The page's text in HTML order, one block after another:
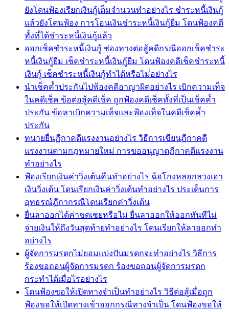
ยังโดนฟ้องเรียกเงินกู้เต็มจำนวนทำอย่างไร ชำระหนี้เงินกู้
แล้วยังโดนฟ้อง การโอนเงินชำระหนี้เงินกู้ยืม โดนฟ้องคดี
ทั้งที่ได้ชำระหนี้เงินกู้แล้ว
ออกเช็คชำระหนี้เงินกู้ ช่องทางต่อสู้คดีกรณีออกเช็คชำระ
หนี้เงินกู้ยืม เช็คชำระหนี้เงินกู้ยืม โดนฟ้องคดีเช็คชำระหนี้
เงินกู้ เช็คชำระหนี้เงินกู้ทำได้หรือไม่่อย่างไร
นำเช็คค้ำประกันไปฟ้องคดีอาญาผิดอย่างไร เบิกความเท็จ
ในคดีเช็ค ข้อต่อสู้คดีเช็ค ถูกฟ้องคดีเช็คทั้งที่เป็นเช็คค้ำ
ประกัน ข้อหาเบิกความเท็จและฟ้องเท็จในคดีเช็คค้ำ
ประกัน
ทนายยื่นฏีกาคดีแรงงานอย่างไร วิธีการเขียนฏีกาคดี
แรงงานตามกฎหมายใหม่ การขออนุญาตฏีกาคดีแรงงาน
ทำอย่างไร
ฟ้องเรียกเงินค่าวิ่งเต้นคืนทำอย่างไร ฉ้อโกงหลอกลวงเอา
เงินวิ่งเต้น โดนเรียกเงินค่าวิ่งเต้นทำอย่างไร ประเด็นการ
อุทธรณ์ฏีกากรณีโดนเรียกค่าวิ่งเต้น
ยื่นลาออกได้ค่าชดเชยหรือไม่ ยื่นลาออกให้ออกทันทีไม่
จ่ายเงินให้ถึงวันสุดท้ายทำอย่างไร โดนเรียกให้ลาออกทำ
อย่างไร
ผู้จัดการมรดกไม่ยอมแบ่งปันมรดกจะทำอย่างไร วิธีการ
ร้องขอถอนผู้จัดการมรดก ร้องขอถอนผู้จัดการมรดก
กระทำได้เมื่อไรอย่างไร
โดนฟ้องขอให้เปิดทางจำเป็นทำอย่างไร วิธีต่อสู้เมื่อถูก
ฟ้องขอให้เปิดทางเข้าออกกรณีทางจำเป็น โดนฟ้องขอให้